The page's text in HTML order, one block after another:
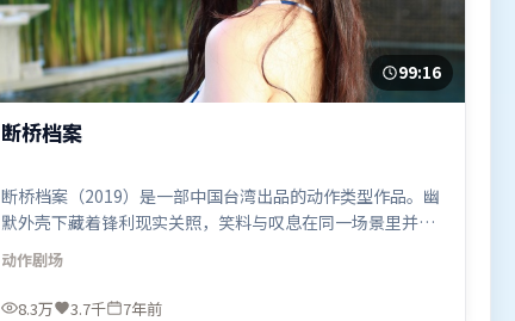
99:16
断桥档案
断桥档案（2019）是一部中国台湾出品的动作类型作品。幽
默外壳下藏着锋利现实关照，笑料与叹息在同一场景里并
存。叙事线索多线并进，最终在关键节点收束。由拉吉库马
尔·希拉尼执导，基里安·墨菲、奥卡菲娜、宋康昊，段奕
宏等联袂出演。影片于2019年7月27日（中国台湾）在部分
动作剧场
8.3万 3.7千 7年前